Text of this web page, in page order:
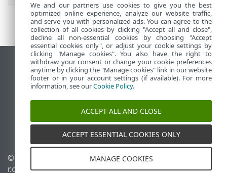
Afficher le site pour ordinateur de bureau
End of Life
Base de connaissances ESET
Forum ESET
ESET Status Portal
Assistance régionale
© 1992 - 2025 ESET, spol. s
r.o. - Tous droits réservés.
Gérer les témoins
Politique relative aux
We and our partners use cookies to give you the best
optimized online experience, analyze our website traffic,
and serve you with personalized ads. You can agree to the
collection of all cookies by clicking "Accept all and close",
decline all non-essential cookies by choosing "Accept
essential cookies only", or adjust your cookie settings by
clicking "Manage cookies". You also have the right to
withdraw your consent or change your cookie preferences
anytime by clicking the "Manage cookies" link in our website
footer or in your account settings (if available). For more
information, see ourCookie Policy.
ACCEPT ALL AND CLOSE
ACCEPT ESSENTIAL COOKIES ONLY
MANAGE COOKIES